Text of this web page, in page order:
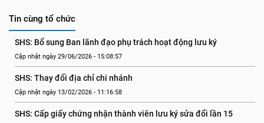
Tin cùng tổ chức
SHS: Bổ sung Ban lãnh đạo phụ trách hoạt động lưu ký
Cập nhật ngày 29/06/2026 - 15:08:57
SHS: Thay đổi địa chỉ chi nhánh
Cập nhật ngày 13/02/2026 - 11:16:58
SHS: Cấp giấy chứng nhận thành viên lưu ký sửa đổi lần 15